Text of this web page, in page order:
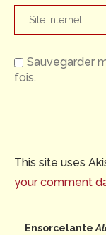
Sauvegarder
fois.
This site uses
your comment
Ensorcelante